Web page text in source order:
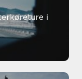
i